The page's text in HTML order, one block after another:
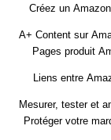
Créez un
A+ Content sur
Pages produit
Liens entre
Mesurer, tester et
Protéger votre